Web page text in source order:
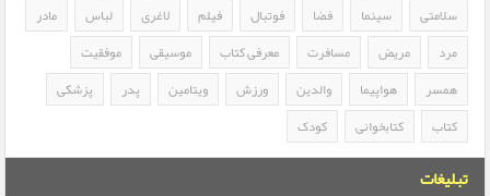
سلامتی
سینما فضا فوتبال فیلم لاغری لباس
مادر
مرد
مریض مسافرت معرفی کتاب موسیقی
موفقیت
همسر
هواپیما والدین ورزش ویتامین پدر
پزشکی
کتاب
کتابخوانی کودک
تبلیغات